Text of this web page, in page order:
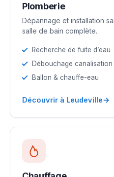
Plomberie
Dépannage et installation
salle de bain complète.
Recherche de fuite d’eau
Débouchage canalisation
Ballon & chauffe-eau
Découvrir à Leudeville→